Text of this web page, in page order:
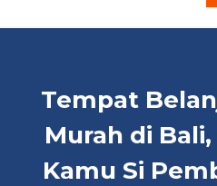
Tempat
Murah di
Kamu Si